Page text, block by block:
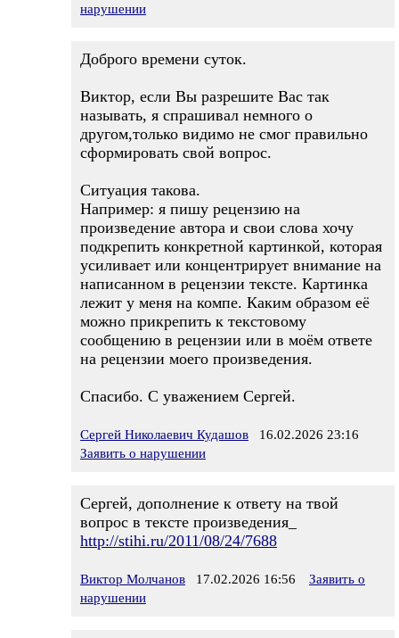
нарушении
Доброго времени суток.
Виктор, если Вы разрешите Вас так
называть, я спрашивал немного о
другом,только видимо не смог правильно
сформировать свой вопрос.
Ситуация такова.
Например: я пишу рецензию на
произведение автора и свои слова хочу
подкрепить конкретной картинкой, которая
усиливает или концентрирует внимание на
написанном в рецензии тексте. Картинка
лежит у меня на компе. Каким образом её
можно прикрепить к текстовому
сообщению в рецензии или в моём ответе
на рецензии моего произведения.
Спасибо. С уважением Сергей.
Сергей Николаевич Кудашов 16.02.2026 23:16
Заявить о нарушении
Сергей, дополнение к ответу на твой
вопрос в тексте произведения_
http://stihi.ru/2011/08/24/7688
Виктор Молчанов 17.02.2026 16:56
Заявить о
нарушении